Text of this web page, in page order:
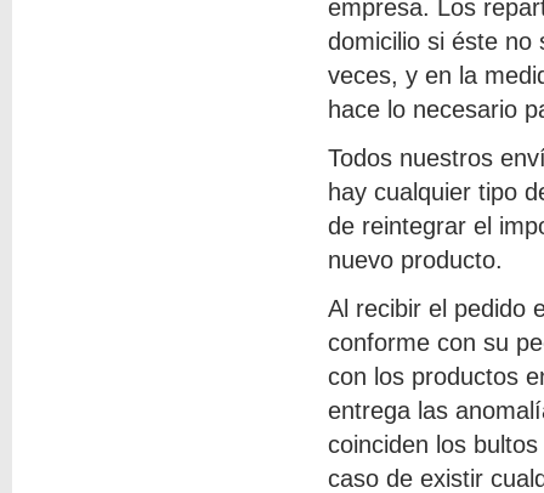
empresa. Los
domicilio si éste no
veces, y en la
hace lo necesario
Todos nuestros
hay cualquier tipo
de reintegrar el
nuevo producto.
Al recibir el pedido
conforme con su
con los productos
entrega las
coinciden los
caso de existir